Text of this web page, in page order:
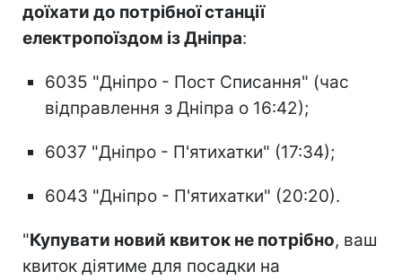
доїхати до потрібної станції
електропоїздом із Дніпра:
⁠6035 "Дніпро - Пост Списання" (час
відправлення з Дніпра о 16:42);
⁠6037 "Дніпро - П'ятихатки" (17:34);
⁠6043 "Дніпро - П'ятихатки" (20:20).
"Купувати новий квиток не потрібно, ваш
квиток діятиме для посадки на